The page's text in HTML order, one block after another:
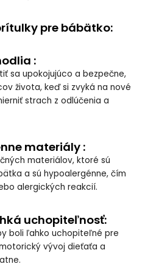
pre bábätko:
:
sa upokojujúco a bezpečne,
života, keď si zvyká na nové
strach z odlúčenia a
materiály :
materiálov, ktoré sú
a sú hypoalergénne, čím
alergických reakcií.
uchopiteľnosť:
boli ľahko uchopiteľné pre
vývoj dieťaťa a